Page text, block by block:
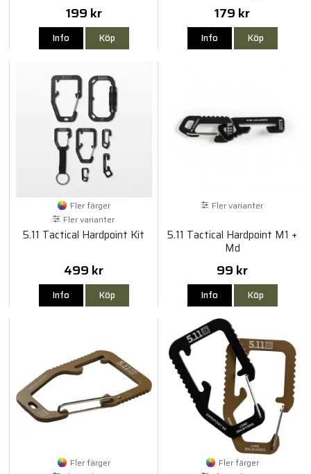
199 kr
Info Köp
179 kr
Info Köp
Fler färger
Fler varianter
5.11 Tactical Hardpoint Kit
499 kr
Info Köp
Fler varianter
5.11 Tactical Hardpoint M1 +
Md
99 kr
Info Köp
Fler färger
Fler färger